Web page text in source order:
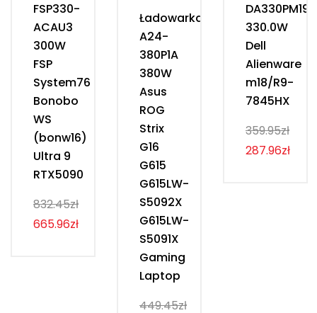
FSP330-
ACAU3
300W
FSP
System76
Bonobo
WS
(bonw16)
Ultra 9
RTX5090
832.45zł
665.96zł
Ładowarka
A24-
380P1A
380W
Asus
ROG
Strix
G16
G615
G615LW-
S5092X
G615LW-
S5091X
Gaming
Laptop
449.45zł
DA330PM190
330.0W
Dell
Alienware
m18/R9-
7845HX
359.95zł
287.96zł